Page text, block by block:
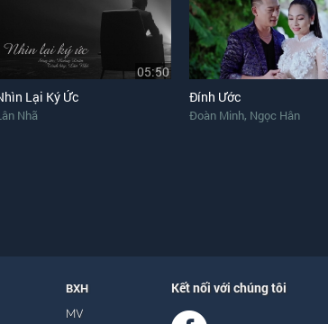
05:50
Lại Ký Ức
Nhã
Đính Ước
Đoàn Minh, Ngọc Hân
BXH
MV
Kết nối với chúng tôi